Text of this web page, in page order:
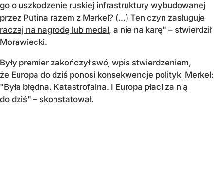
go o uszkodzenie ruskiej infrastruktury wybudowanej
przez Putina razem z Merkel? (…) Ten czyn zasługuje
raczej na nagrodę lub medal, a nie na karę" – stwierdził
Morawiecki.
Były premier zakończył swój wpis stwierdzeniem,
że Europa do dziś ponosi konsekwencje polityki Merkel:
"Była błędna. Katastrofalna. I Europa płaci za nią
do dziś" – skonstatował.